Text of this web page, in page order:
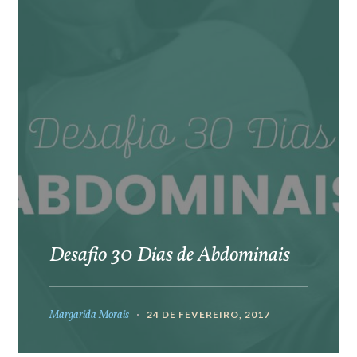
Desafio 30 Dias de Abdominais
Margarida Morais 24 DE FEVEREIRO, 2017